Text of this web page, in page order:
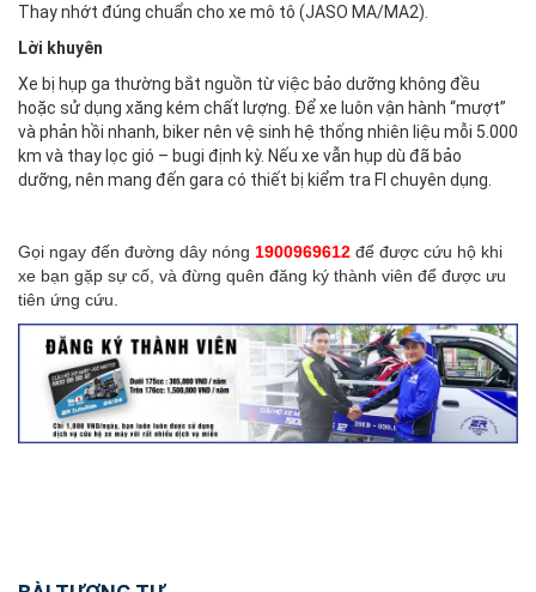
Thay nhớt đúng chuẩn cho xe mô tô (JASO MA/MA2).
Lời khuyên
Xe bị hụp ga thường bắt nguồn từ việc bảo dưỡng không đều
hoặc sử dụng xăng kém chất lượng. Để xe luôn vận hành “mượt”
và phản hồi nhanh, biker nên vệ sinh hệ thống nhiên liệu mỗi 5.000
km và thay lọc gió – bugi định kỳ. Nếu xe vẫn hụp dù đã bảo
dưỡng, nên mang đến gara có thiết bị kiểm tra FI chuyên dụng.
Gọi ngay đến đường dây nóng 1900969612 để được cứu hộ khi
xe bạn gặp sự cố, và đừng quên đăng ký thành viên để được ưu
tiên ứng cứu.